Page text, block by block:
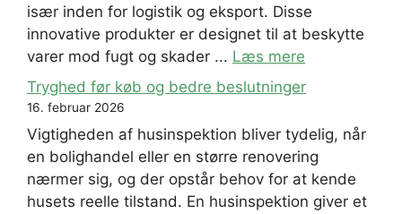
især inden for logistik og eksport. Disse
innovative produkter er designet til at beskytte
varer mod fugt og skader ... Læs mere
Tryghed før køb og bedre beslutninger
16. februar 2026
Vigtigheden af husinspektion bliver tydelig, når
en bolighandel eller en større renovering
nærmer sig, og der opstår behov for at kende
husets reelle tilstand. En husinspektion giver et